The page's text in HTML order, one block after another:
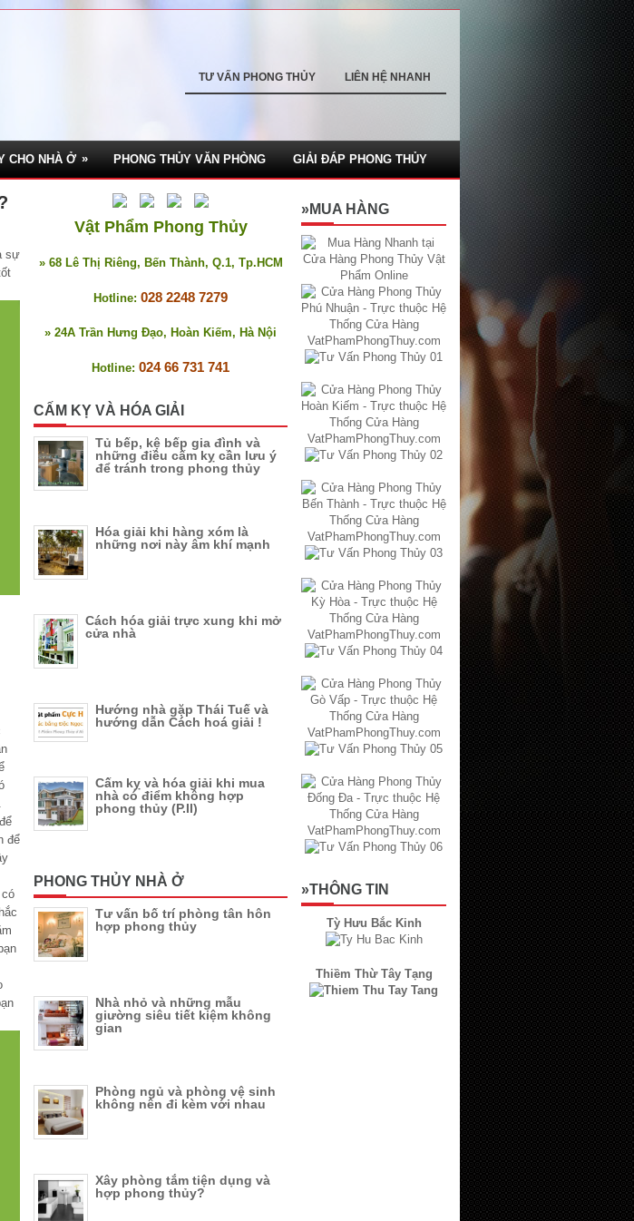
TƯ VẤN PHONG THỦY LIÊN HỆ NHANH
CHO NHÀ Ở » PHONG THỦY VĂN PHÒNG GIẢI ĐÁP PHONG THỦY
sự
để
Vật Phẩm Phong Thủy
» 68 Lê Thị Riêng, Bến Thành, Q.1, Tp.HCM
Hotline: 028 2248 7279
» 24A Trần Hưng Đạo, Hoàn Kiếm, Hà Nội
Hotline: 024 66 731 741
CẤM KỴ VÀ HÓA GIẢI
Tủ bếp, kệ bếp gia đình và
những điều cấm kỵ cần lưu ý
để tránh trong phong thủy
Hóa giải khi hàng xóm là
những nơi này âm khí mạnh
Cách hóa giải trực xung khi mở
cửa nhà
Hướng nhà gặp Thái Tuế và
hướng dẫn Cách hoá giải !
Cấm kỵ và hóa giải khi mua
nhà có điểm không hợp
phong thủy (P.II)
PHONG THỦY NHÀ Ở
Tư vấn bố trí phòng tân hôn
hợp phong thủy
Nhà nhỏ và những mẫu
giường siêu tiết kiệm không
gian
Phòng ngủ và phòng vệ sinh
không nên đi kèm với nhau
Xây phòng tắm tiện dụng và
hợp phong thủy?
»MUA HÀNG
»THÔNG TIN
Tỳ Hưu Bắc Kinh
Thiềm Thừ Tây Tạng